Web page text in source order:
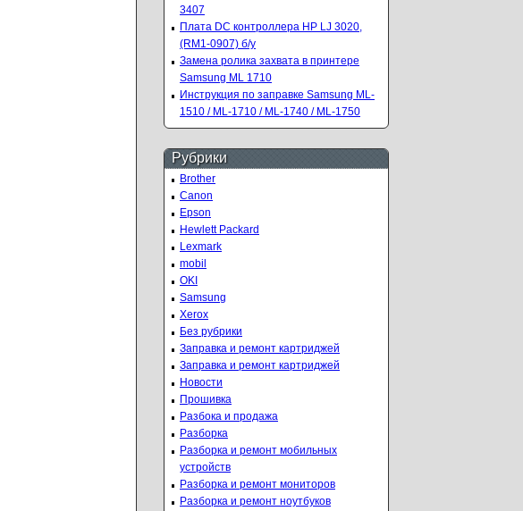
3407
Плата DC контроллера HP LJ 3020,
(RM1-0907) б/у
Замена ролика захвата в принтере
Samsung ML 1710
Инструкция по заправке Samsung ML-
1510 / ML-1710 / ML-1740 / ML-1750
Рубрики
Brother
Canon
Epson
Hewlett Packard
Lexmark
mobil
OKI
Samsung
Xerox
Без рубрики
Заправка и ремонт картриджей
Заправка и ремонт картриджей
Новости
Прошивка
Разбока и продажа
Разборка
Разборка и ремонт мобильных
устройств
Разборка и ремонт мониторов
Разборка и ремонт ноутбуков